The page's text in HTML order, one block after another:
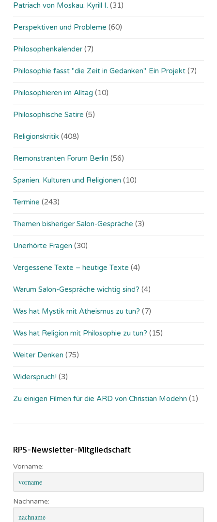
Patriach von Moskau: Kyrill I. (31)
Perspektiven und Probleme (60)
Philosophenkalender (7)
Philosophie fasst "die Zeit in Gedanken". Ein Projekt (7)
Philosophieren im Alltag (10)
Philosophische Satire (5)
Religionskritik (408)
Remonstranten Forum Berlin (56)
Spanien: Kulturen und Religionen (10)
Termine (243)
Themen bisheriger Salon-Gespräche (3)
Unerhörte Fragen (30)
Vergessene Texte – heutige Texte (4)
Warum Salon-Gespräche wichtig sind? (4)
Was hat Mystik mit Atheismus zu tun? (7)
Was hat Religion mit Philosophie zu tun? (15)
Weiter Denken (75)
Widerspruch! (3)
Zu einigen Filmen für die ARD von Christian Modehn (1)
RPS-Newsletter-Mitgliedschaft
Vorname:
Nachname: